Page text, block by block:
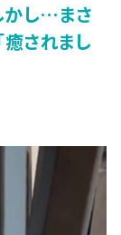
かし…まさ
癒されまし